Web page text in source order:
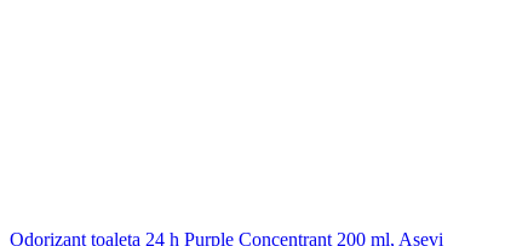
Odorizant toaleta 24 h Purple Concentrant 200 ml, Asevi